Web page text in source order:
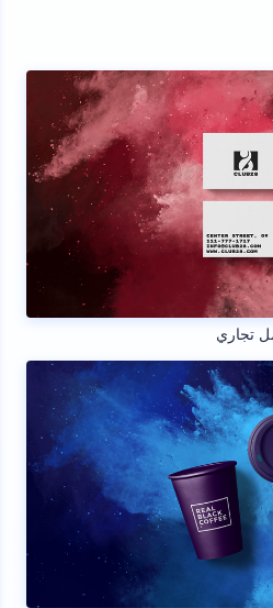
تجاري